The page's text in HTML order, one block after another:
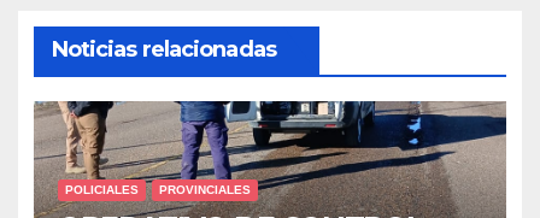
Noticias relacionadas
POLICIALES PROVINCIALES